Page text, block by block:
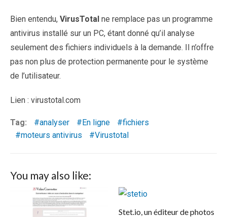
Bien entendu, VirusTotal ne remplace pas un programme
antivirus installé sur un PC, étant donné qu’il analyse
seulement des fichiers individuels à la demande. Il n’offre
pas non plus de protection permanente pour le système
de l’utilisateur.
Lien : virustotal.com
Tag: analyser En ligne
fichiers
moteurs antivirus
Virustotal
You may also like:
Stet.io, un éditeur de photos